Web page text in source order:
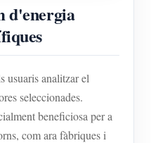
d'energia
analitzar el
seleccionades.
beneficiosa per a
com ara fàbriques i